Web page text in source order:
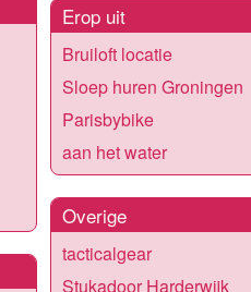
Erop uit
Bruiloft locatie
Sloep huren Groningen
Parisbybike
aan het water
Overige
tacticalgear
Stukadoor Harderwijk